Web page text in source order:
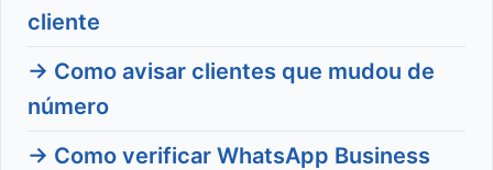
cliente
→ Como avisar clientes que mudou de
número
→ Como verificar WhatsApp Business